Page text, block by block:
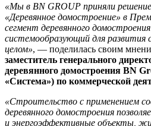
«Мы в BN GROUP приняли
«Деревянное домостроение» в
сегмент деревянного
системообразующий для развития
целом», — поделилась своим
заместитель генерального
деревянного домостроения BN
«Система») по коммерческой
«Строительство с применением
деревянного домостроения
и энергоэффективные объекты,